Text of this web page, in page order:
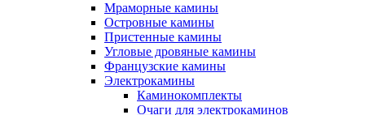
Мраморные камины
Островные камины
Пристенные камины
Угловые дровяные камины
Французские камины
Электрокамины
Каминокомплекты
Очаги для электрокаминов